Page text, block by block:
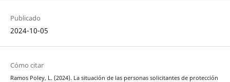
Publicado
2024-10-05
Cómo citar
Ramos Poley, L. (2024). La situación de las personas solicitantes de protección